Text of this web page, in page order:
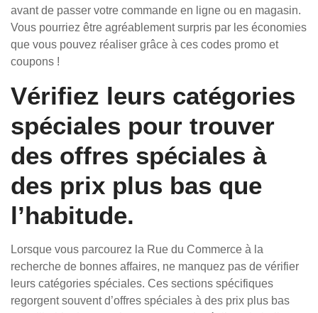
avant de passer votre commande en ligne ou en magasin.
Vous pourriez être agréablement surpris par les économies
que vous pouvez réaliser grâce à ces codes promo et
coupons !
Vérifiez leurs catégories
spéciales pour trouver
des offres spéciales à
des prix plus bas que
l’habitude.
Lorsque vous parcourez la Rue du Commerce à la
recherche de bonnes affaires, ne manquez pas de vérifier
leurs catégories spéciales. Ces sections spécifiques
regorgent souvent d’offres spéciales à des prix plus bas